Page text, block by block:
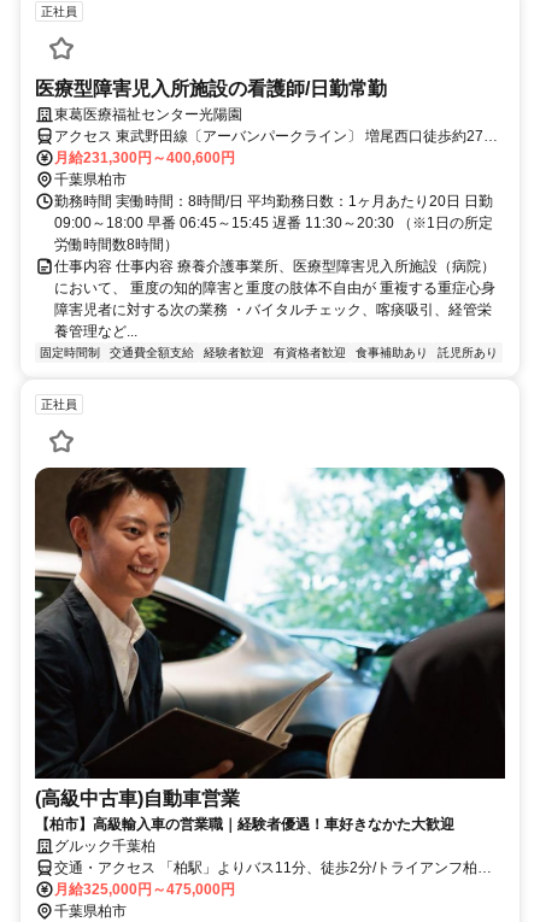
正社員
医療型障害児入所施設の看護師/日勤常勤
東葛医療福祉センター光陽園
アクセス 東武野田線〔アーバンパークライン〕 増尾西口徒歩約27
分、京成松戸線 常盤平北口徒歩約30分、東武野田線〔アーバンパー
クライン〕 新柏西口徒歩約32分
月給231,300円～400,600円
千葉県柏市
勤務時間 実働時間：8時間/日 平均勤務日数：1ヶ月あたり20日 日勤
09:00～18:00 早番 06:45～15:45 遅番 11:30～20:30 （※1日の所定
労働時間数8時間）
仕事内容 仕事内容 療養介護事業所、医療型障害児入所施設（病院）
において、 重度の知的障害と重度の肢体不自由が 重複する重症心身
障害児者に対する次の業務 ・バイタルチェック、喀痰吸引、経管栄
養管理など...
固定時間制 交通費全額支給 経験者歓迎 有資格者歓迎 食事補助あり 託児所あり
正社員
(高級中古車)自動車営業
【柏市】高級輸入車の営業職｜経験者優遇！車好きなかた大歓迎
グルック千葉柏
交通・アクセス 「柏駅」よりバス11分、徒歩2分/トライアンフ柏併
設店舗
月給325,000円～475,000円
千葉県柏市